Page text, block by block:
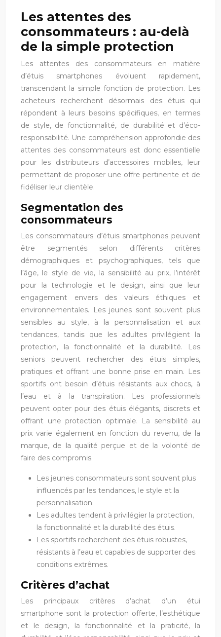
Les attentes des
consommateurs : au-delà
de la simple protection
Les attentes des consommateurs en matière
d’étuis smartphones évoluent rapidement,
transcendant la simple fonction de protection. Les
acheteurs recherchent désormais des étuis qui
répondent à leurs besoins spécifiques, en termes
de style, de fonctionnalité, de durabilité et d’éco-
responsabilité. Une compréhension approfondie des
attentes des consommateurs est donc essentielle
pour les distributeurs d’accessoires mobiles, leur
permettant de proposer une offre pertinente et de
fidéliser leur clientèle.
Segmentation des
consommateurs
Les consommateurs d’étuis smartphones peuvent
être segmentés selon différents critères
démographiques et psychographiques, tels que
l’âge, le style de vie, la sensibilité au prix, l’intérêt
pour la technologie et le design, ainsi que leur
engagement envers des valeurs éthiques et
environnementales. Les jeunes sont souvent plus
sensibles au style, à la personnalisation et aux
tendances, tandis que les adultes privilégient la
protection, la fonctionnalité et la durabilité. Les
seniors peuvent rechercher des étuis simples,
pratiques et offrant une bonne prise en main. Les
sportifs ont besoin d’étuis résistants aux chocs, à
l’eau et à la transpiration. Les professionnels
peuvent opter pour des étuis élégants, discrets et
offrant une protection optimale. La sensibilité au
prix varie également en fonction du revenu, de la
marque, de la qualité perçue et de la volonté de
faire des compromis.
Les jeunes consommateurs sont souvent plus
influencés par les tendances, le style et la
personnalisation.
Les adultes tendent à privilégier la protection,
la fonctionnalité et la durabilité des étuis.
Les sportifs recherchent des étuis robustes,
résistants à l’eau et capables de supporter des
conditions extrêmes.
Critères d’achat
Les principaux critères d’achat d’un étui
smartphone sont la protection offerte, l’esthétique
et le design, la fonctionnalité et la praticité, la